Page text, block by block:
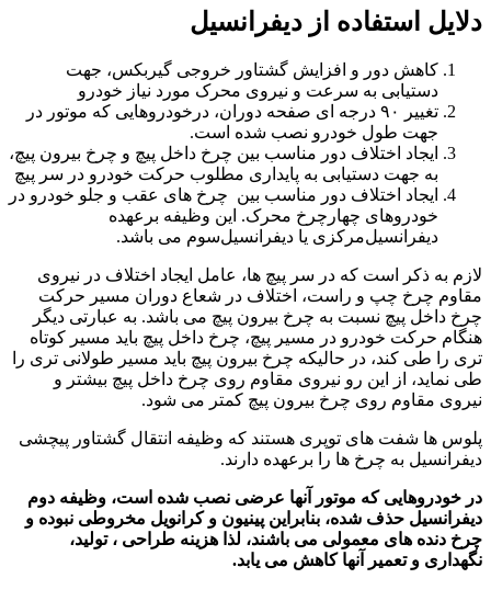
دلایل استفاده از دیفرانسیل
کاهش دور و افزایش گشتاور خروجی گیربکس، جهت
دستیابی به سرعت و نیروی محرک مورد نیاز خودرو
تغییر ۹۰ درجه ای صفحه دوران، درخودروهایی که موتور در
جهت طول خودرو نصب شده است.
ایجاد اختلاف دور مناسب بین چرخ داخل پیچ و چرخ بیرون پیچ،
به جهت دستیابی به پایداری مطلوب حرکت خودرو در سر پیچ
ایجاد اختلاف دور مناسب بین چرخ های عقب و جلو خودرو در
خودروهای چهارچرخ محرک. این وظیفه برعهده
دیفرانسیل‌مرکزی یا دیفرانسیل‌سوم می باشد.
لازم به ذکر است که در سر پیچ ها، عامل ایجاد اختلاف در نیروی
مقاوم چرخ چپ و راست، اختلاف در شعاع دوران مسیر حرکت
چرخ داخل پیچ نسبت به چرخ بیرون پیچ می باشد. به عبارتی دیگر
هنگام حرکت خودرو در مسیر پیچ، چرخ داخل پیچ باید مسیر کوتاه
تری را طی کند، در حالیکه چرخ بیرون پیچ باید مسیر طولانی تری را
طی نماید، از این رو نیروی مقاوم روی چرخ داخل پیچ بیشتر و
نیروی مقاوم روی چرخ بیرون پیچ کمتر می شود.
پلوس ها شفت های توپری هستند که وظیفه انتقال گشتاور پیچشی
دیفرانسیل به چرخ ها را برعهده دارند.
‬چرخ‭ ‬دنده‭ ‬های‭ ‬معمولی‭ ‬می‭ ‬باشند،‭ ‬لذا‭ ‬هزینه‭ ‬طراحی‭ ‬،‭ ‬تولید‭ ‬،‭
‬نگهداری‭ ‬و‭ ‬تعمیر‭ ‬آنها‭ ‬کاهش‭ ‬می‭ ‬یابد‭.‬